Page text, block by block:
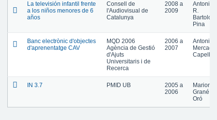
La televisión infantil frente
a los niños menores de 6
años
Consell de
l'Audiovisual de
Catalunya
2008 a
2009
Antonio
R.
Pina
Banc electrònic d'objectes
d'aprenentatge CAV
MQD 2006
Agència de Gestió
d'Ajuts
Universitaris i de
Recerca
2006 a
2007
Antoni
Capellà
IN 3.7 PMID UB 2005 a
2006
Mariona
Grané
Oró